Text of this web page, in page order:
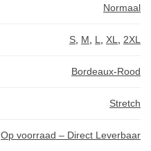
Normaal
S M L XL 2XL
Bordeaux-Rood
Stretch
Op voorraad – Direct Leverbaar